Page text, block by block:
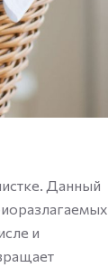
Данный
и